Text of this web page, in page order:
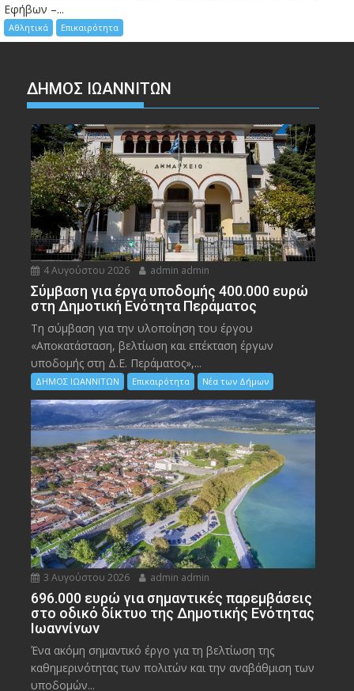
Εφήβων –...
Αθλητικά Επικαιρότητα
ΔΗΜΟΣ ΙΩΑΝΝΙΤΩΝ
4 Αυγούστου 2026 admin admin
Σύμβαση για έργα υποδομής 400.000 ευρώ
στη Δημοτική Ενότητα Περάματος
Τη σύμβαση για την υλοποίηση του έργου
«Αποκατάσταση, βελτίωση και επέκταση έργων
υποδομής στη Δ.Ε. Περάματος»,...
ΔΗΜΟΣ ΙΩΑΝΝΙΤΩΝ Επικαιρότητα Νέα των Δήμων
3 Αυγούστου 2026 admin admin
696.000 ευρώ για σημαντικές παρεμβάσεις
στο οδικό δίκτυο της Δημοτικής Ενότητας
Ιωαννίνων
Ένα ακόμη σημαντικό έργο για τη βελτίωση της
καθημερινότητας των πολιτών και την αναβάθμιση των
υποδομών...